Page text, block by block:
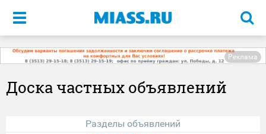
Меню
Реклама
Доска частных объявлений
Разделы объявлений